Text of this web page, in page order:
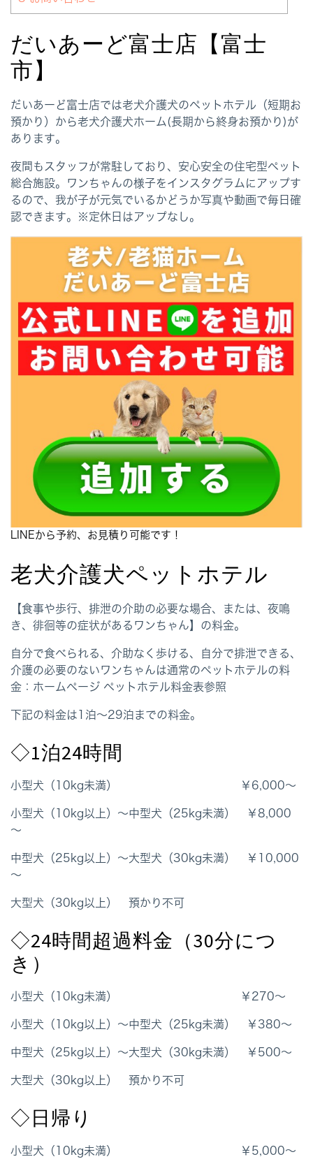
だいあーど富士店【富士
市】
だいあーど富士店では老犬介護犬のペットホテル（短期お
預かり）から老犬介護犬ホーム(長期から終身お預かり)が
あります。
夜間もスタッフが常駐しており、安心安全の住宅型ペット
総合施設。ワンちゃんの様子をインスタグラムにアップす
るので、我が子が元気でいるかどうか写真や動画で毎日確
認できます。※定休日はアップなし。
LINEから予約、お見積り可能です！
老犬介護犬ペットホテル
【食事や歩行、排泄の介助の必要な場合、または、夜鳴
き、徘徊等の症状があるワンちゃん】の料金。
自分で食べられる、介助なく歩ける、自分で排泄できる、
介護の必要のないワンちゃんは通常のペットホテルの料
金：ホームページ ペットホテル料金表参照
下記の料金は1泊～29泊までの料金。
◇1泊24時間
小型犬（10kg未満） ￥6,000～
小型犬（10kg以上）～中型犬（25kg未満） ￥8,000
～
中型犬（25kg以上）～大型犬（30kg未満） ￥10,000
～
大型犬（30kg以上） 預かり不可
◇24時間超過料金（30分につ
き）
小型犬（10kg未満） ￥270～
小型犬（10kg以上）～中型犬（25kg未満） ￥380～
中型犬（25kg以上）～大型犬（30kg未満） ￥500～
大型犬（30kg以上） 預かり不可
◇日帰り
小型犬（10kg未満） ￥5,000～